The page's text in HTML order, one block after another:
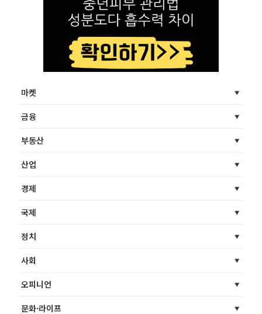
마켓
금융
부동산
산업
경제
국제
정치
사회
오피니언
문화·라이프